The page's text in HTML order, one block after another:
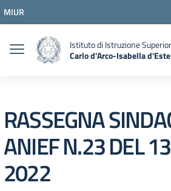
Vai al menu di navigazione
Vai al footer
MIUR
Istituto di Istruzione
Carlo d'Arco-Isabella d'Este
RASSEGNA
ANIEF N.23 DEL
2022